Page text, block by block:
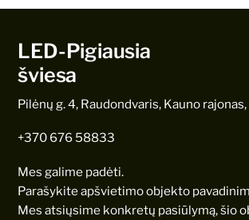
LED-Pigiausia
šviesa
Pilėnų g. 4, Raudondvaris, Kauno
+370 676 58833
Mes galime padėti.
Parašykite apšvietimo objekto
Mes atsiųsime konkretų pasiūlymą, šio